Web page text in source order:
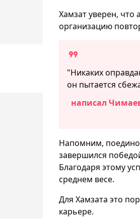
Хамзат уверен, что
организацию
"Никаких
он пытается
написал
Напомним,
завершился
Благодаря этому
среднем весе.
Для Хамзата это
карьере.